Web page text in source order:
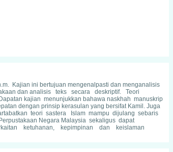
Kajian ini bertujuan mengenalpasti dan menganalisis
dan analisis teks secara deskriptif. Teori
kajian menunjukkan bahawa naskhah manuskrip
dengan prinsip kerasulan yang bersifat Kamil. Juga
teori sastera Islam mampu dijulang sebaris
Negara Malaysia sekaligus dapat
ketuhanan, kepimpinan dan keislaman